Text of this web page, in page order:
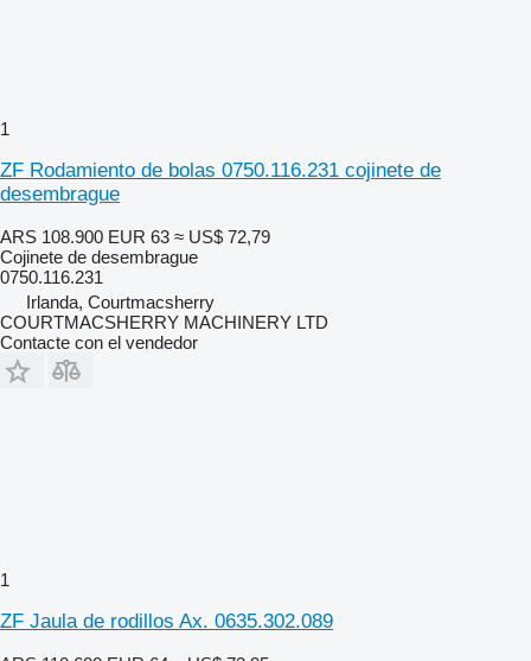
1
ZF Rodamiento de bolas 0750.116.231 cojinete de
desembrague
ARS 108.900 EUR 63 ≈ US$ 72,79
Cojinete de desembrague
0750.116.231
Irlanda, Courtmacsherry
COURTMACSHERRY MACHINERY LTD
Contacte con el vendedor
1
ZF Jaula de rodillos Ax. 0635.302.089